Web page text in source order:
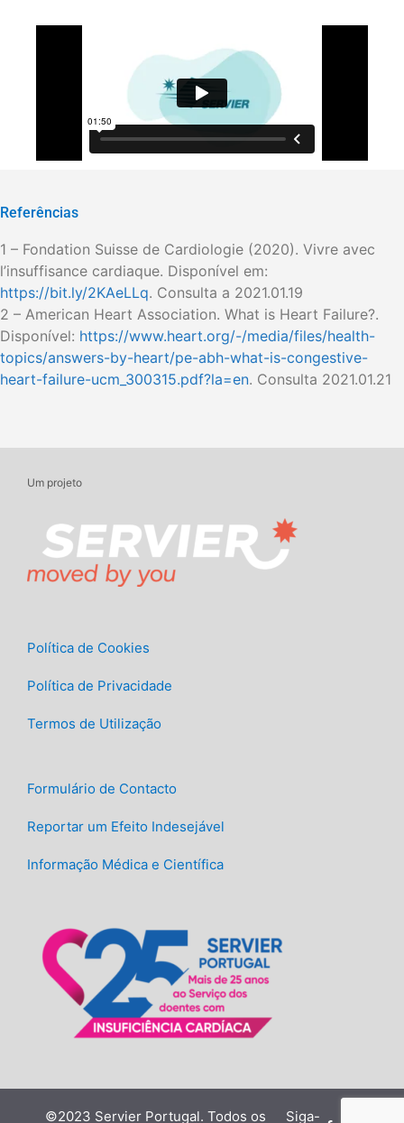
Referências
1 – Fondation Suisse de Cardiologie (2020). Vivre avec
l’insuffisance cardiaque. Disponível em:
https://bit.ly/2KAeLLq. Consulta a 2021.01.19
2 – American Heart Association. What is Heart Failure?.
Disponível: https://www.heart.org/-/media/files/health-
topics/answers-by-heart/pe-abh-what-is-congestive-
heart-failure-ucm_300315.pdf?la=en. Consulta 2021.01.21
Um projeto
Política de Cookies
Política de Privacidade
Termos de Utilização
Formulário de Contacto
Reportar um Efeito Indesejável
Informação Médica e Científica
©2023 Servier Portugal. Todos os Siga-